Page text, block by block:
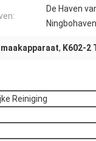
De Haven
Ningbohaven
, K602-2
Reiniging